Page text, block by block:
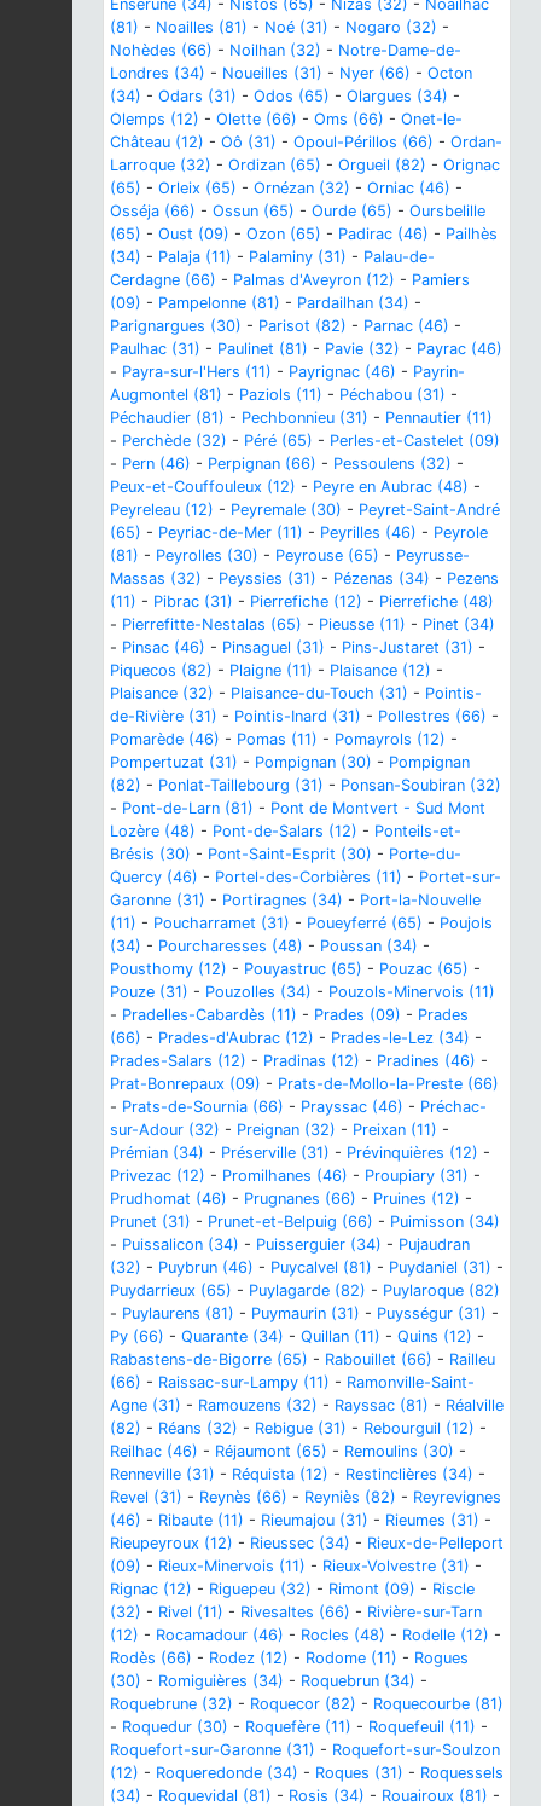
Enserune (34) - Nistos (65) - Nizas (32) - Noailhac
(81) - Noailles (81) - Noé (31) - Nogaro (32) -
Nohèdes (66) - Noilhan (32) - Notre-Dame-de-
Londres (34) - Noueilles (31) - Nyer (66) - Octon
(34) - Odars (31) - Odos (65) - Olargues (34) -
Olemps (12) - Olette (66) - Oms (66) - Onet-le-
Château (12) - Oô (31) - Opoul-Périllos (66) - Ordan-
Larroque (32) - Ordizan (65) - Orgueil (82) - Orignac
(65) - Orleix (65) - Ornézan (32) - Orniac (46) -
Osséja (66) - Ossun (65) - Ourde (65) - Oursbelille
(65) - Oust (09) - Ozon (65) - Padirac (46) - Pailhès
(34) - Palaja (11) - Palaminy (31) - Palau-de-
Cerdagne (66) - Palmas d'Aveyron (12) - Pamiers
(09) - Pampelonne (81) - Pardailhan (34) -
Parignargues (30) - Parisot (82) - Parnac (46) -
Paulhac (31) - Paulinet (81) - Pavie (32) - Payrac (46)
- Payra-sur-l'Hers (11) - Payrignac (46) - Payrin-
Augmontel (81) - Paziols (11) - Péchabou (31) -
Péchaudier (81) - Pechbonnieu (31) - Pennautier (11)
- Perchède (32) - Péré (65) - Perles-et-Castelet (09)
- Pern (46) - Perpignan (66) - Pessoulens (32) -
Peux-et-Couffouleux (12) - Peyre en Aubrac (48) -
Peyreleau (12) - Peyremale (30) - Peyret-Saint-André
(65) - Peyriac-de-Mer (11) - Peyrilles (46) - Peyrole
(81) - Peyrolles (30) - Peyrouse (65) - Peyrusse-
Massas (32) - Peyssies (31) - Pézenas (34) - Pezens
(11) - Pibrac (31) - Pierrefiche (12) - Pierrefiche (48)
- Pierrefitte-Nestalas (65) - Pieusse (11) - Pinet (34)
- Pinsac (46) - Pinsaguel (31) - Pins-Justaret (31) -
Piquecos (82) - Plaigne (11) - Plaisance (12) -
Plaisance (32) - Plaisance-du-Touch (31) - Pointis-
de-Rivière (31) - Pointis-Inard (31) - Pollestres (66) -
Pomarède (46) - Pomas (11) - Pomayrols (12) -
Pompertuzat (31) - Pompignan (30) - Pompignan
(82) - Ponlat-Taillebourg (31) - Ponsan-Soubiran (32)
- Pont-de-Larn (81) - Pont de Montvert - Sud Mont
Lozère (48) - Pont-de-Salars (12) - Ponteils-et-
Brésis (30) - Pont-Saint-Esprit (30) - Porte-du-
Quercy (46) - Portel-des-Corbières (11) - Portet-sur-
Garonne (31) - Portiragnes (34) - Port-la-Nouvelle
(11) - Poucharramet (31) - Poueyferré (65) - Poujols
(34) - Pourcharesses (48) - Poussan (34) -
Pousthomy (12) - Pouyastruc (65) - Pouzac (65) -
Pouze (31) - Pouzolles (34) - Pouzols-Minervois (11)
- Pradelles-Cabardès (11) - Prades (09) - Prades
(66) - Prades-d'Aubrac (12) - Prades-le-Lez (34) -
Prades-Salars (12) - Pradinas (12) - Pradines (46) -
Prat-Bonrepaux (09) - Prats-de-Mollo-la-Preste (66)
- Prats-de-Sournia (66) - Prayssac (46) - Préchac-
sur-Adour (32) - Preignan (32) - Preixan (11) -
Prémian (34) - Préserville (31) - Prévinquières (12) -
Privezac (12) - Promilhanes (46) - Proupiary (31) -
Prudhomat (46) - Prugnanes (66) - Pruines (12) -
Prunet (31) - Prunet-et-Belpuig (66) - Puimisson (34)
- Puissalicon (34) - Puisserguier (34) - Pujaudran
(32) - Puybrun (46) - Puycalvel (81) - Puydaniel (31) -
Puydarrieux (65) - Puylagarde (82) - Puylaroque (82)
- Puylaurens (81) - Puymaurin (31) - Puysségur (31) -
Py (66) - Quarante (34) - Quillan (11) - Quins (12) -
Rabastens-de-Bigorre (65) - Rabouillet (66) - Railleu
(66) - Raissac-sur-Lampy (11) - Ramonville-Saint-
Agne (31) - Ramouzens (32) - Rayssac (81) - Réalville
(82) - Réans (32) - Rebigue (31) - Rebourguil (12) -
Reilhac (46) - Réjaumont (65) - Remoulins (30) -
Renneville (31) - Réquista (12) - Restinclières (34) -
Revel (31) - Reynès (66) - Reyniès (82) - Reyrevignes
(46) - Ribaute (11) - Rieumajou (31) - Rieumes (31) -
Rieupeyroux (12) - Rieussec (34) - Rieux-de-Pelleport
(09) - Rieux-Minervois (11) - Rieux-Volvestre (31) -
Rignac (12) - Riguepeu (32) - Rimont (09) - Riscle
(32) - Rivel (11) - Rivesaltes (66) - Rivière-sur-Tarn
(12) - Rocamadour (46) - Rocles (48) - Rodelle (12) -
Rodès (66) - Rodez (12) - Rodome (11) - Rogues
(30) - Romiguières (34) - Roquebrun (34) -
Roquebrune (32) - Roquecor (82) - Roquecourbe (81)
- Roquedur (30) - Roquefère (11) - Roquefeuil (11) -
Roquefort-sur-Garonne (31) - Roquefort-sur-Soulzon
(12) - Roqueredonde (34) - Roques (31) - Roquessels
(34) - Roquevidal (81) - Rosis (34) - Rouairoux (81) -